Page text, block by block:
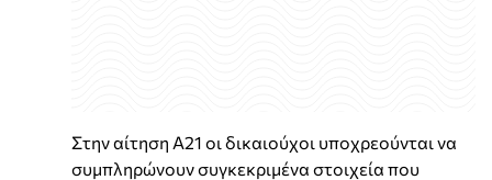
Στην αίτηση Α21 οι δικαιούχοι υποχρεούνται να
συμπληρώνουν συγκεκριμένα στοιχεία που